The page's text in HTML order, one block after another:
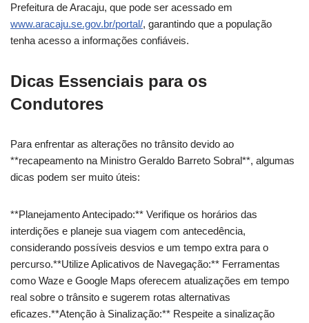
Prefeitura de Aracaju, que pode ser acessado em
www.aracaju.se.gov.br/portal/, garantindo que a população
tenha acesso a informações confiáveis.
Dicas Essenciais para os
Condutores
Para enfrentar as alterações no trânsito devido ao
**recapeamento na Ministro Geraldo Barreto Sobral**, algumas
dicas podem ser muito úteis:
**Planejamento Antecipado:** Verifique os horários das
interdições e planeje sua viagem com antecedência,
considerando possíveis desvios e um tempo extra para o
percurso.**Utilize Aplicativos de Navegação:** Ferramentas
como Waze e Google Maps oferecem atualizações em tempo
real sobre o trânsito e sugerem rotas alternativas
eficazes.**Atenção à Sinalização:** Respeite a sinalização